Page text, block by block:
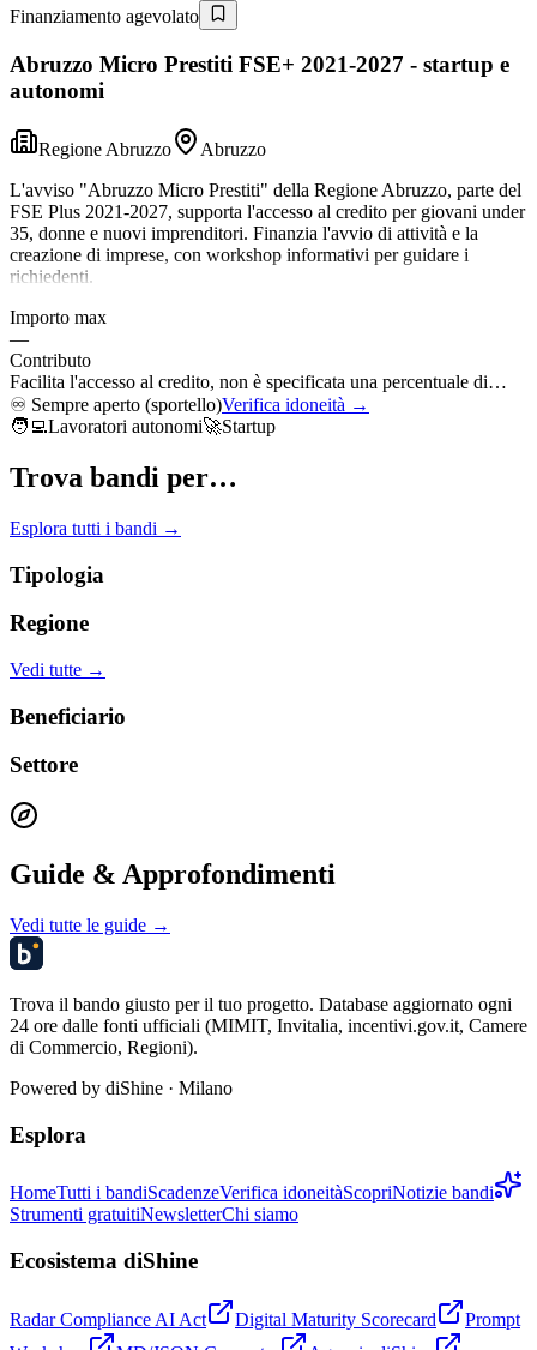
Finanziamento agevolato
Abruzzo Micro Prestiti FSE+ 2021-2027 - startup e
autonomi
Regione Abruzzo
Abruzzo
L'avviso "Abruzzo Micro Prestiti" della Regione Abruzzo, parte del
FSE Plus 2021-2027, supporta l'accesso al credito per giovani under
35, donne e nuovi imprenditori. Finanzia l'avvio di attività e la
creazione di imprese, con workshop informativi per guidare i
richiedenti.
Importo max
—
Contributo
Facilita l'accesso al credito, non è specificata una percentuale di…
♾️ Sempre aperto (sportello)Verifica idoneità →
🧑‍💻Lavoratori autonomi🚀Startup
Trova bandi per…
Esplora tutti i bandi →
Tipologia
Regione
Vedi tutte →
Beneficiario
Settore
Guide & Approfondimenti
Vedi tutte le guide →
Trova il bando giusto per il tuo progetto. Database aggiornato ogni
24 ore dalle fonti ufficiali (MIMIT, Invitalia, incentivi.gov.it, Camere
di Commercio, Regioni).
Powered by diShine · Milano
Esplora
HomeTutti i bandiScadenzeVerifica idoneitàScopriNotizie bandi
Strumenti gratuitiNewsletterChi siamo
Ecosistema diShine
Radar Compliance AI Act Digital Maturity Scorecard
Prompt